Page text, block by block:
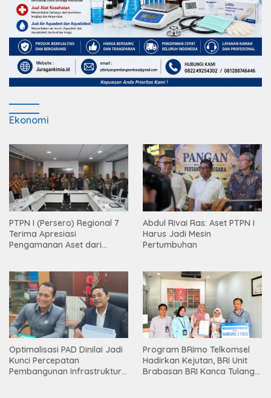
Ekonomi
PTPN I (Persero) Regional 7
Terima Apresiasi
Pengamanan Aset dari
Abdul Rivai Ras: Aset PTPN I
Harus Jadi Mesin
Pertumbuhan
Optimalisasi PAD Dinilai Jadi
Kunci Percepatan
Pembangunan Infrastruktur
Program BRImo Telkomsel
Hadirkan Kejutan, BRI Unit
Brabasan BRI Kanca Tulang